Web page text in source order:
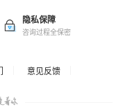
隐私保障
咨询过程全保密
意见反馈